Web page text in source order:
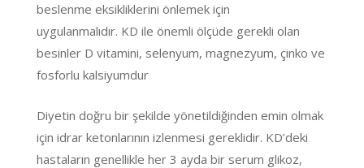
beslenme eksikliklerini önlemek için
uygulanmalıdır. KD ile önemli ölçüde gerekli olan
besinler D vitamini, selenyum, magnezyum, çinko ve
fosforlu kalsiyumdur
Diyetin doğru bir şekilde yönetildiğinden emin olmak
için idrar ketonlarının izlenmesi gereklidir. KD’deki
hastaların genellikle her 3 ayda bir serum glikoz,